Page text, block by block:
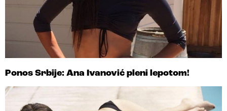
Ponos Srbije: Ana Ivanović pleni lepotom!